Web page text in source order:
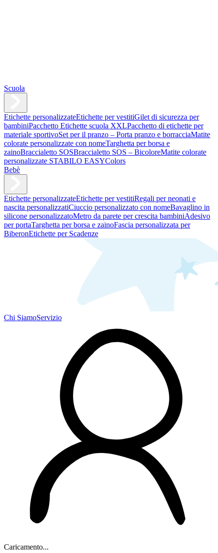
Scuola
Etichette personalizzateEtichette per vestitiGilet di sicurezza per
bambiniPacchetto Etichette scuola XXLPacchetto di etichette per
materiale sportivoSet per il pranzo – Porta pranzo e borracciaMatite
colorate personalizzate con nomeTarghetta per borsa e
zainoBraccialetto SOSBraccialetto SOS – BicoloreMatite colorate
personalizzate STABILO EASYColors
Bebè
Etichette personalizzateEtichette per vestitiRegali per neonati e
nascita personalizzatiCiuccio personalizzato con nomeBavaglino in
silicone personalizzatoMetro da parete per crescita bambiniAdesivo
per portaTarghetta per borsa e zainoFascia personalizzata per
BiberonEtichette per Scadenze
Chi SiamoServizio
Caricamento...